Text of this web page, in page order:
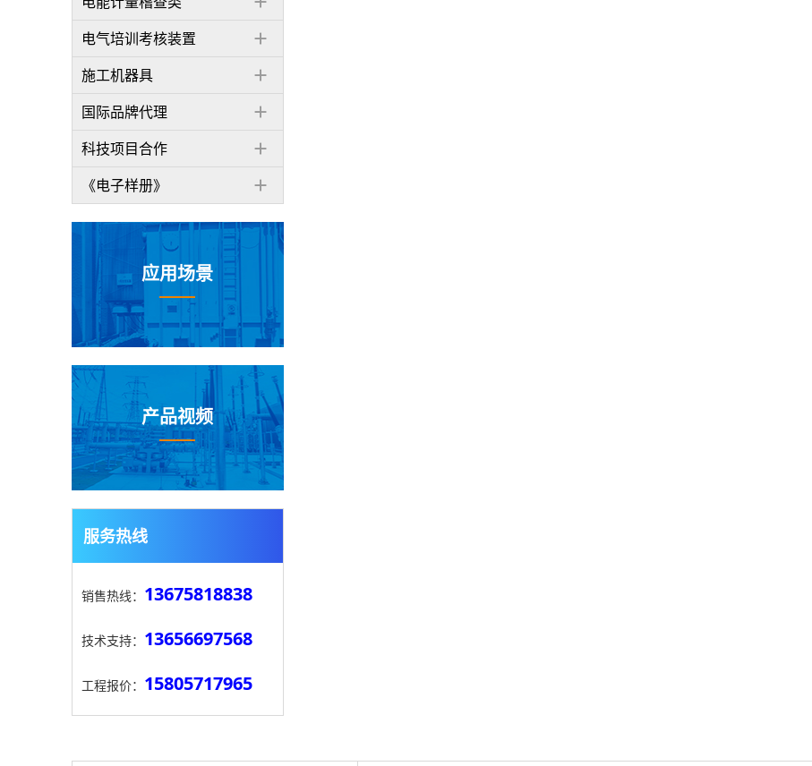
电气培训考核装置
施工机器具
国际品牌代理
科技项目合作
《电子样册》
应用场景
产品视频
服务热线
销售热线： 13675818838
技术支持： 13656697568
工程报价： 15805717965